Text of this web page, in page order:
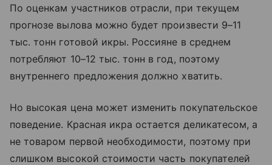
По оценкам участников отрасли, при текущем
прогнозе вылова можно будет произвести 9–11
тыс. тонн готовой икры. Россияне в среднем
потребляют 10–12 тыс. тонн в год, поэтому
внутреннего предложения должно хватить.
Но высокая цена может изменить покупательское
поведение. Красная икра остается деликатесом, а
не товаром первой необходимости, поэтому при
слишком высокой стоимости часть покупателей